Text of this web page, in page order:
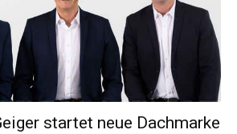
startet neue Dachmarke